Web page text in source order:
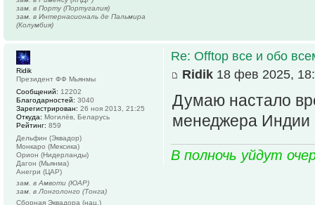
зам. в Порту (Португалия)
зам. в Интернасиональ де Пальмира
(Колумбия)
Re: Offtop все и обо
Ridik 18 фев 2025,
Думаю настало
менеджера Индии
В полночь уйдут
Ridik
Президент ФФ Мьянмы
Сообщений: 12202
Благодарностей: 3040
Зарегистрирован: 26 ноя 2013, 21:25
Откуда: Могилёв, Беларусь
Рейтинг: 859
Дельфин (Эквадор)
Монкаро (Мексика)
Орион (Нидерланды)
Дагон (Мьянма)
Анегри (ЦАР)
зам. в Амвоти (ЮАР)
зам. в Лонголонго (Тонга)
Сборная Эквадора (нац.)